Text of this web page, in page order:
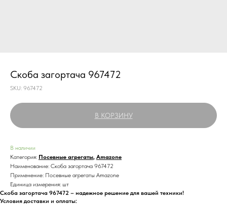
Скоба загортача 967472
SKU: 967472
В КОРЗИНУ
В наличии
Категория: Посевные агрегаты, Amazone
Наименование: Скоба загортача 967472
Применение: Посевные агрегаты Amazone
Единица измерения: шт
Скоба загортача 967472 – надежное решение для вашей техники!
Условия доставки и оплаты: